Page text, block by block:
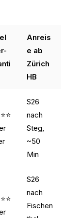
Anreis
e ab
Zürich
HB
S26
nach
Steg,
~50
Min
S26
nach
Fischen